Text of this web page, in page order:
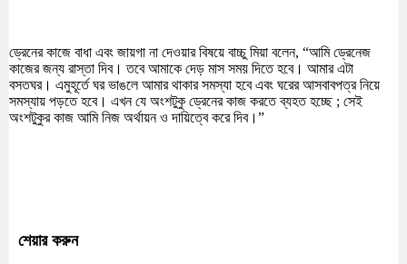
ড্রেনের কাজে বাধা এবং জায়গা না দেওয়ার বিষয়ে বাচ্চু মিয়া বলেন, “আমি ড্রেনেজ
কাজের জন্য রাস্তা দিব। তবে আমাকে দেড় মাস সময় দিতে হবে। আমার এটা
বসতঘর। এমুহূর্তে ঘর ভাঙলে আমার থাকার সমস্যা হবে এবং ঘরের আসবাবপত্র নিয়ে
সমস্যায় পড়তে হবে। এখন যে অংশটুকু ড্রেনের কাজ করতে ব্যহত হচ্ছে ; সেই
অংশটুকুর কাজ আমি নিজ অর্থায়ন ও দায়িত্বে করে দিব।”
শেয়ার করুন